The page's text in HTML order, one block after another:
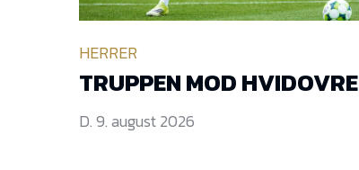
HERRER
TRUPPEN MOD HVIDOVRE
D. 9. august 2026